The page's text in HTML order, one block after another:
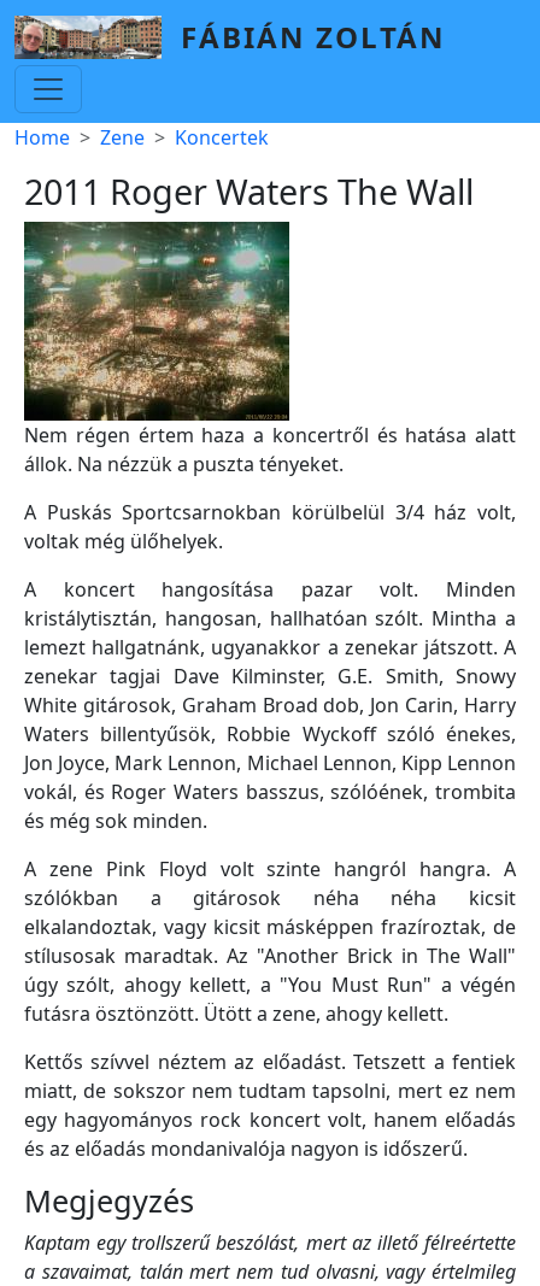
Skip to main content
FÁBIÁN ZOLTÁN
Breadcrumb
Home Zene Koncertek
2011 Roger Waters The Wall
Nem régen értem haza a koncertről és hatása alatt
állok. Na nézzük a puszta tényeket.
A Puskás Sportcsarnokban körülbelül 3/4 ház volt,
voltak még ülőhelyek.
A koncert hangosítása pazar volt. Minden
kristálytisztán, hangosan, hallhatóan szólt. Mintha a
lemezt hallgatnánk, ugyanakkor a zenekar játszott. A
zenekar tagjai Dave Kilminster, G.E. Smith, Snowy
White gitárosok, Graham Broad dob, Jon Carin, Harry
Waters billentyűsök, Robbie Wyckoff szóló énekes,
Jon Joyce, Mark Lennon, Michael Lennon, Kipp Lennon
vokál, és Roger Waters basszus, szólóének, trombita
és még sok minden.
A zene Pink Floyd volt szinte hangról hangra. A
szólókban a gitárosok néha néha kicsit
elkalandoztak, vagy kicsit másképpen frazíroztak, de
stílusosak maradtak. Az "Another Brick in The Wall"
úgy szólt, ahogy kellett, a "You Must Run" a végén
futásra ösztönzött. Ütött a zene, ahogy kellett.
Kettős szívvel néztem az előadást. Tetszett a fentiek
miatt, de sokszor nem tudtam tapsolni, mert ez nem
egy hagyományos rock koncert volt, hanem előadás
és az előadás mondanivalója nagyon is időszerű.
Megjegyzés
Kaptam egy trollszerű beszólást, mert az illető félreértette
a szavaimat, talán mert nem tud olvasni, vagy értelmileg